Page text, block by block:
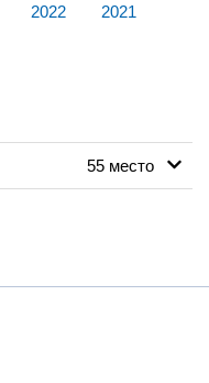
2022 2021
55 место